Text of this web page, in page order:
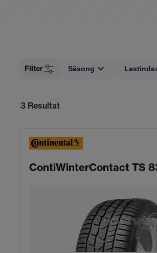
Filter Säsong
3 Resultat
ContiWinterContact TS